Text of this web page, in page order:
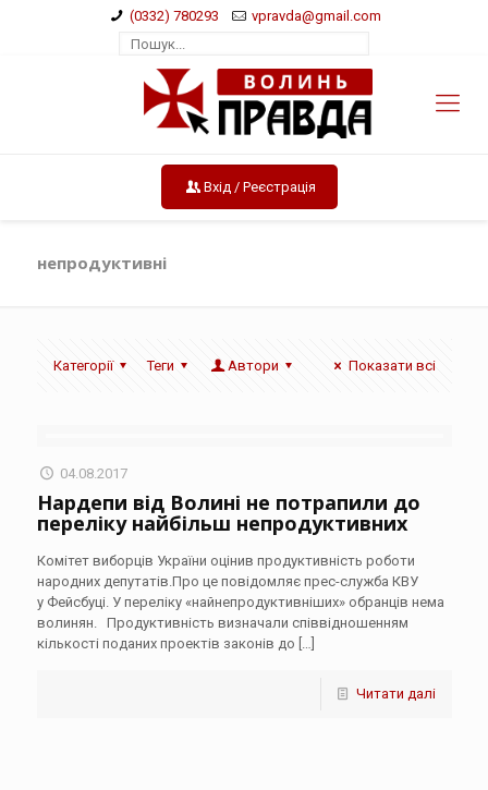
(0332) 780293 vpravda@gmail.com
Вхід / Реєстрація
непродуктивні
Категорії Теги Автори Показати всі
04.08.2017
Нардепи від Волині не потрапили до
переліку найбільш непродуктивних
Комітет виборців України оцінив продуктивність роботи
народних депутатів.Про це повідомляє прес-служба КВУ
у Фейсбуці. У переліку «найнепродуктивніших» обранців нема
волинян. Продуктивність визначали співвідношенням
кількості поданих проектів законів до […]
Читати далі